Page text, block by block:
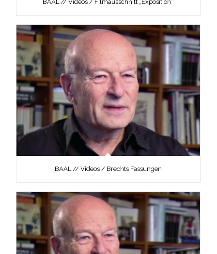
BAAL // Videos / Filmausschnitt „Exposition“
BAAL // Videos / Brechts Fassungen